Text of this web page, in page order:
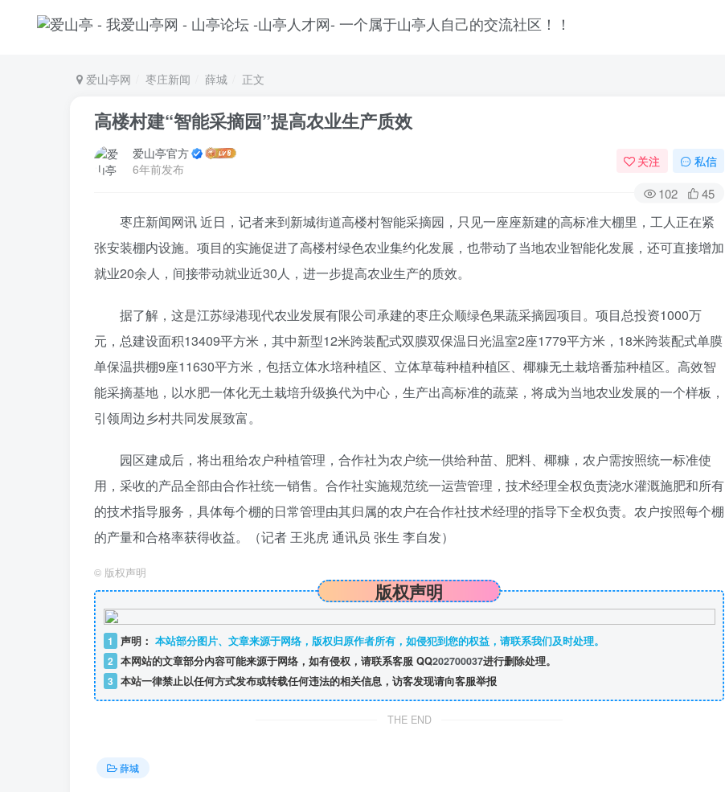
爱山亭网 枣庄新闻 薛城 正文
高楼村建“智能采摘园”提高农业生产质效
爱山亭官方
6年前发布
关注 私信
102 45
枣庄新闻网讯 近日，记者来到新城街道高楼村智能采摘园，只见一座座新建的高标准大棚里，工人正在紧
张安装棚内设施。项目的实施促进了高楼村绿色农业集约化发展，也带动了当地农业智能化发展，还可直接增加
就业20余人，间接带动就业近30人，进一步提高农业生产的质效。
据了解，这是江苏绿港现代农业发展有限公司承建的枣庄众顺绿色果蔬采摘园项目。项目总投资1000万
元，总建设面积13409平方米，其中新型12米跨装配式双膜双保温日光温室2座1779平方米，18米跨装配式单膜
单保温拱棚9座11630平方米，包括立体水培种植区、立体草莓种植种植区、椰糠无土栽培番茄种植区。高效智
能采摘基地，以水肥一体化无土栽培升级换代为中心，生产出高标准的蔬菜，将成为当地农业发展的一个样板，
引领周边乡村共同发展致富。
园区建成后，将出租给农户种植管理，合作社为农户统一供给种苗、肥料、椰糠，农户需按照统一标准使
用，采收的产品全部由合作社统一销售。合作社实施规范统一运营管理，技术经理全权负责浇水灌溉施肥和所有
的技术指导服务，具体每个棚的日常管理由其归属的农户在合作社技术经理的指导下全权负责。农户按照每个棚
的产量和合格率获得收益。（记者 王兆虎 通讯员 张生 李自发）
© 版权声明
版权声明
1 声明： 本站部分图片、文章来源于网络，版权归原作者所有，如侵犯到您的权益，请联系我们及时处理。
2 本网站的文章部分内容可能来源于网络，如有侵权，请联系客服 QQ202700037进行删除处理。
3 本站一律禁止以任何方式发布或转载任何违法的相关信息，访客发现请向客服举报
THE END
薛城